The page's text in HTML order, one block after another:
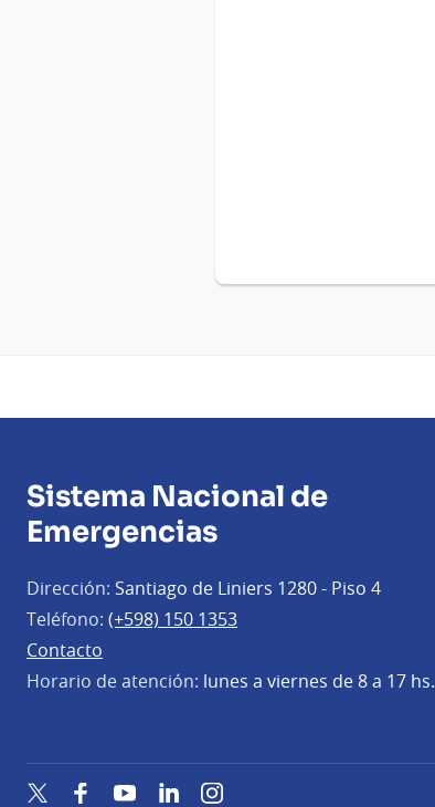
Sistema Nacional de
Emergencias
Dirección: Santiago de Liniers 1280 - Piso 4
Teléfono: (+598) 150 1353
Contacto
Horario de atención: lunes a viernes de 8 a 17 hs.
Twitter FacebookYouTubeLinkedInInstagram